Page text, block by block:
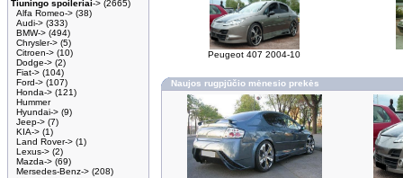
Tiuningo spoileriai-> (2665)
Alfa Romeo-> (38)
Audi-> (333)
BMW-> (494)
Chrysler-> (5)
Citroen-> (10)
Dodge-> (2)
Fiat-> (104)
Ford-> (107)
Honda-> (121)
Hummer
Hyundai-> (9)
Jeep-> (7)
KIA-> (1)
Land Rover-> (1)
Lexus-> (2)
Mazda-> (69)
Mersedes-Benz-> (208)
Peugeot 407 2004-10
Naujos rugpjūčio mėnesio prekės